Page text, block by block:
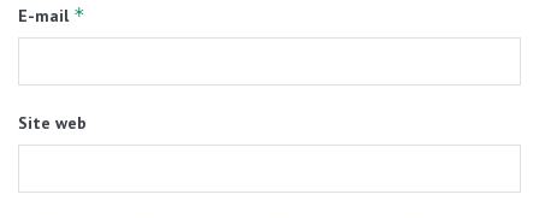
E-mail *
Site web